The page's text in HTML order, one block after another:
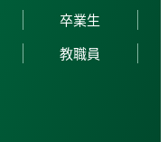
卒業生
教職員